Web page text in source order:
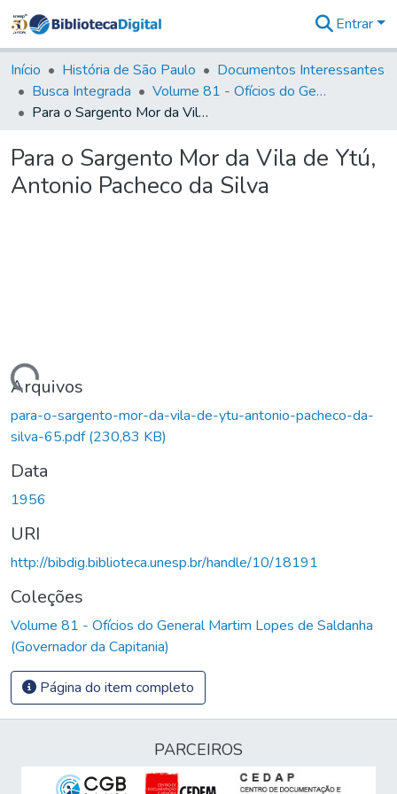
&
Coleções
Tudo na
Biblioteca
Estatísticas
Entrar
Início História de São Paulo
Documentos Interessantes
Busca Integrada
Volume 81 - Ofícios do General Martim Lopes de Saldanha (Governador da Capitania)
Para o Sargento Mor da Vila de Ytú, Antonio Pacheco da Silva
Para o Sargento Mor da Vila de Ytú,
Antonio Pacheco da Silva
Carregando...
Arquivos
para-o-sargento-mor-da-vila-de-ytu-antonio-pacheco-da-
silva-65.pdf(230,83 KB)
Data
1956
URI
http://bibdig.biblioteca.unesp.br/handle/10/18191
Coleções
Volume 81 - Ofícios do General Martim Lopes de Saldanha
(Governador da Capitania)
Página do item completo
PARCEIROS